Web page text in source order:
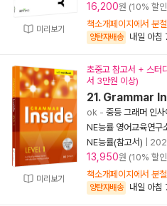
미리보기
16,200원 (10% 할
책소개페이지에서 분
양탄자배송 내일 아침
미리보기
초중고 참고서 + 스터
서 3만원 이상)
21. Grammar
ok - 중등 그래머 인
NE능률 영어교육연구
NE능률(참고서)
13,950원 (10% 할
책소개페이지에서 분
양탄자배송 내일 아침